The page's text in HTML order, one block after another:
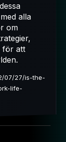
alla
om
för att
07/27/is-the-
life-